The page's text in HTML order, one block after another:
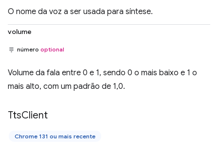
O nome da voz a ser usada para síntese.
volume
número optional
Volume da fala entre 0 e 1, sendo 0 o mais baixo e 1 o
mais alto, com um padrão de 1,0.
TtsClient
Chrome 131 ou mais recente